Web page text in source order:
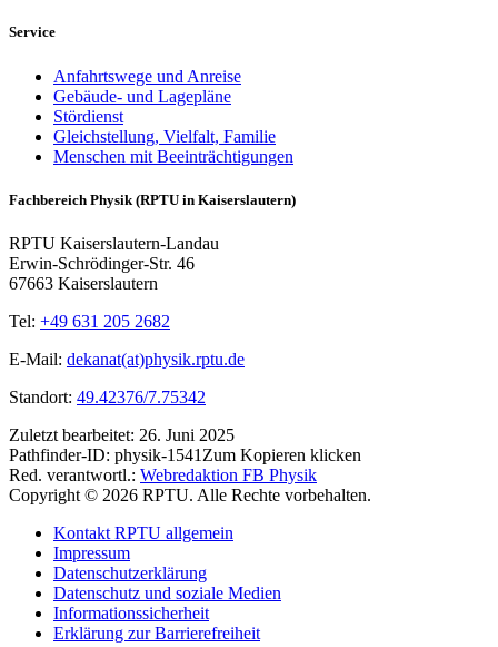
Service
Anfahrtswege und Anreise
Gebäude- und Lagepläne
Stördienst
Gleichstellung, Vielfalt, Familie
Menschen mit Beeinträchtigungen
Fachbereich Physik (RPTU in Kaiserslautern)
RPTU Kaiserslautern-Landau
Erwin-Schrödinger-Str. 46
67663 Kaiserslautern
Tel: +49 631 205 2682
E-Mail: dekanat(at)physik.rptu.de
Standort: 49.42376/7.75342
Zuletzt bearbeitet: 26. Juni 2025
Pathfinder-ID: physik-1541 Zum Kopieren klicken
Red. verantwortl.: Webredaktion FB Physik
Copyright © 2026 RPTU. Alle Rechte vorbehalten.
Kontakt RPTU allgemein
Impressum
Datenschutzerklärung
Datenschutz und soziale Medien
Informationssicherheit
Erklärung zur Barrierefreiheit